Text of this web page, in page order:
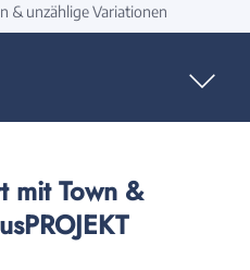
& unzählige Variationen
mit Town &